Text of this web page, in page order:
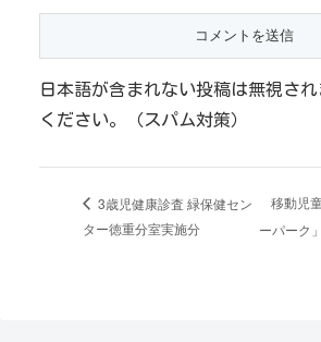
日本語が含まれない投稿は無視さ
ください。（スパム対策）
3歳児健康診査 緑保健セン
ター徳重分室実施分
移動児
ーパーク